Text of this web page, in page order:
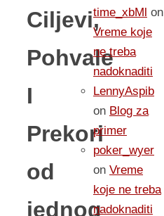
Ciljevi,
Pohvale
I
Prekori
od
jednog
time_xbMl on
Vreme koje
ne treba
nadoknaditi
LennyAspib
on Blog za
primer
poker_wyer
on Vreme
koje ne treba
nadoknaditi